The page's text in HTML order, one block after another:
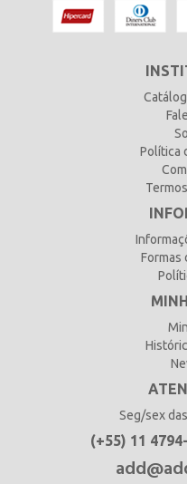
Política
Formas
Seg/sex
(+55) 11